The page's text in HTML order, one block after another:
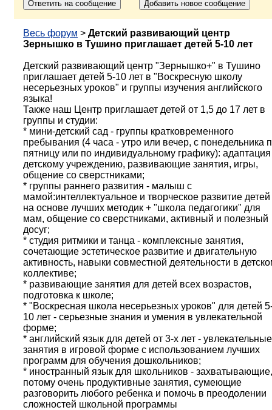
Весь форум > Детский развивающий центр
Зернышко в Тушино приглашает детей 5-10 лет
Детский развивающий центр "Зернышко+" в Тушино
приглашает детей 5-10 лет в "Воскресную школу
несерьезных уроков" и группы изучения английского
языка!
Также наш Центр приглашает детей от 1,5 до 17 лет в
группы и студии:
* мини-детский сад - группы кратковременного
пребывания (4 часа - утро или вечер, с понедельника
пятницу или по индивидуальному графику): адаптация
детскому учреждению, развивающие занятия, игры,
общение со сверстниками;
* группы раннего развития - малыш с
мамой:интеллектуальное и творческое развитие детей
на основе лучших методик + "школа педагогики" для
мам, общение со сверстниками, активный и полезный
досуг;
* студия ритмики и танца - комплексные занятия,
сочетающие эстетическое развитие и двигательную
активность, навыки совместной деятельности в
коллективе;
* развивающие занятия для детей всех возрастов,
подготовка к школе;
* "Воскресная школа несерьезных уроков" для детей
10 лет - серьезные знания и умения в увлекательной
форме;
* английский язык для детей от 3-х лет - увлекательные
занятия в игровой форме с использованием лучших
программ для обучения дошкольников;
* иностранный язык для школьников -
потому очень продуктивные занятия, сумеющие
разговорить любого ребенка и помочь в преодолении
сложностей школьной программы